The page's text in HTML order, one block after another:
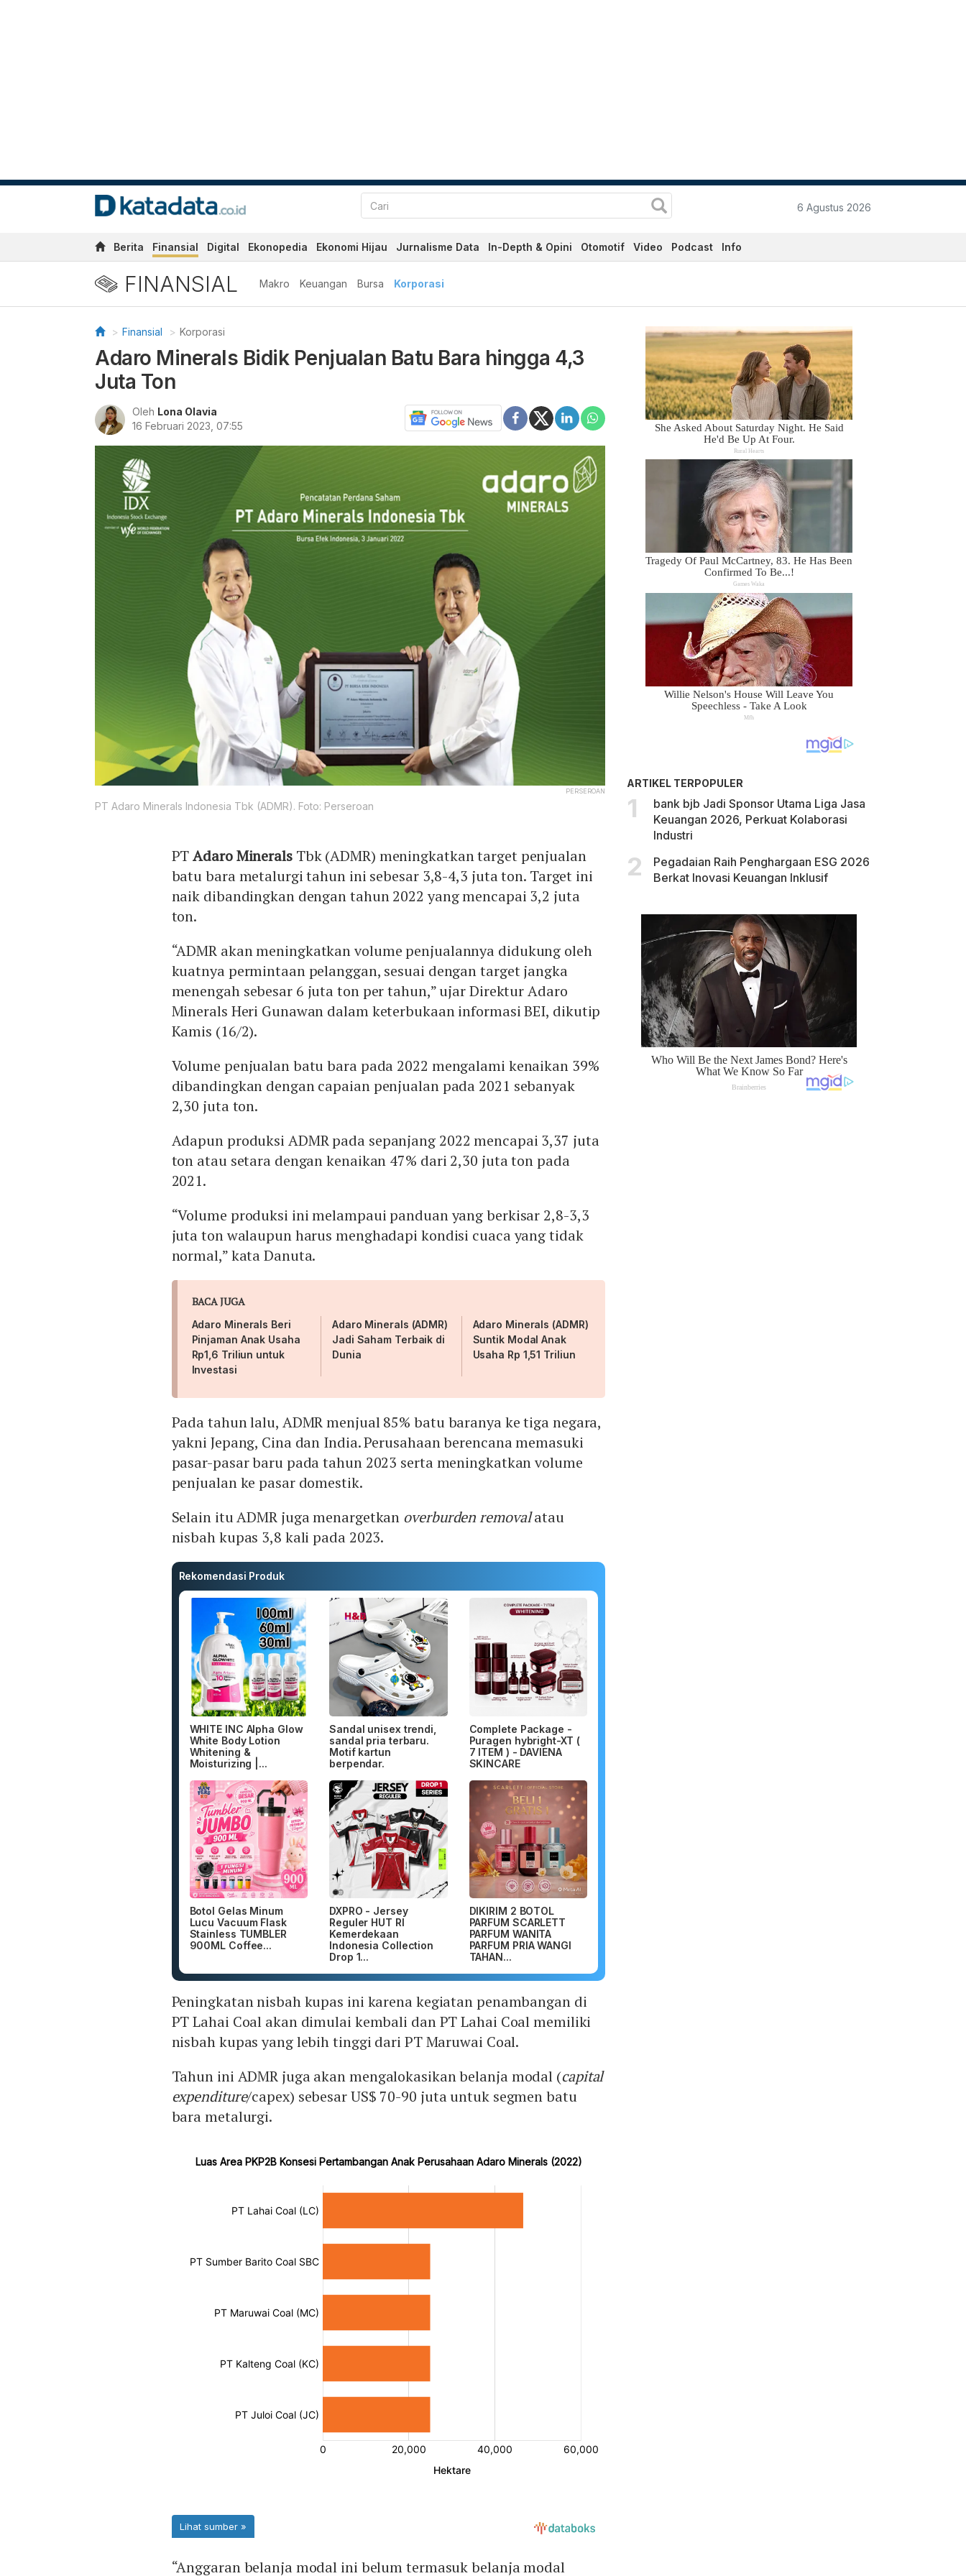
6 Agustus 2026
Berita Finansial Digital Ekonopedia Ekonomi Hijau Jurnalisme Data In-Depth & Opini Otomotif Video Podcast Info
FINANSIAL Makro Keuangan Bursa Korporasi
Finansial Korporasi
Adaro Minerals Bidik Penjualan Batu Bara hingga 4,3
Juta Ton
Oleh Lona Olavia
16 Februari 2023, 07:55
PERSEROAN
PT Adaro Minerals Indonesia Tbk (ADMR). Foto: Perseroan
PTAdaro MineralsTbk (ADMR) meningkatkan target penjualan
batu bara metalurgi tahun ini sebesar 3,8-4,3 juta ton. Target ini
naik dibandingkan dengan tahun 2022 yang mencapai 3,2 juta
ton.
“ADMR akan meningkatkan volume penjualannya didukung oleh
kuatnya permintaan pelanggan, sesuai dengan target jangka
menengah sebesar 6 juta ton per tahun,” ujar Direktur Adaro
Minerals Heri Gunawan dalam keterbukaan informasi BEI, dikutip
Kamis (16/2).
Volume penjualan batu bara pada 2022 mengalami kenaikan 39%
dibandingkan dengan capaian penjualan pada 2021 sebanyak
2,30 juta ton.
Adapun produksi ADMR pada sepanjang 2022 mencapai 3,37 juta
ton atau setara dengan kenaikan 47% dari 2,30 juta ton pada
2021.
“Volume produksi ini melampaui panduan yang berkisar 2,8-3,3
juta ton walaupun harus menghadapi kondisi cuaca yang tidak
normal,” kata Danuta.
BACA JUGA
Adaro Minerals Beri
Pinjaman Anak Usaha
Rp1,6 Triliun untuk
Investasi
Adaro Minerals (ADMR)
Jadi Saham Terbaik di
Dunia
Adaro Minerals (ADMR)
Suntik Modal Anak
Usaha Rp 1,51 Triliun
Pada tahun lalu, ADMR menjual 85% batu baranya ke tiga negara,
yakni Jepang, Cina dan India. Perusahaan berencana memasuki
pasar-pasar baru pada tahun 2023 serta meningkatkan volume
penjualan ke pasar domestik.
Selain itu ADMR juga menargetkan overburden removalatau
nisbah kupas 3,8 kali pada 2023.
Rekomendasi Produk
WHITE INC Alpha Glow
White Body Lotion
Whitening &
Moisturizing |...
Sandal unisex trendi,
sandal pria terbaru.
Motif kartun
berpendar.
Complete Package -
Puragen hybright-XT (
7 ITEM ) - DAVIENA
SKINCARE
Botol Gelas Minum
Lucu Vacuum Flask
Stainless TUMBLER
900ML Coffee...
DXPRO - Jersey
Reguler HUT RI
Kemerdekaan
Indonesia Collection
Drop 1...
DIKIRIM 2 BOTOL
PARFUM SCARLETT
PARFUM WANITA
PARFUM PRIA WANGI
TAHAN...
Peningkatan nisbah kupas ini karena kegiatan penambangan di
PT Lahai Coal akan dimulai kembali dan PT Lahai Coal memiliki
nisbah kupas yang lebih tinggi dari PT Maruwai Coal.
Tahun ini ADMR juga akan mengalokasikan belanja modal (capital
expenditure/capex) sebesar US$ 70-90 juta untuk segmen batu
bara metalurgi.
“Anggaran belanja modal ini belum termasuk belanja modal
ARTIKEL TERPOPULER
bank bjb Jadi Sponsor Utama Liga Jasa
Keuangan 2026, Perkuat Kolaborasi
Industri
Pegadaian Raih Penghargaan ESG 2026
Berkat Inovasi Keuangan Inklusif